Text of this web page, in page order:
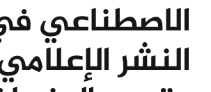
الاصطناعي
النشر